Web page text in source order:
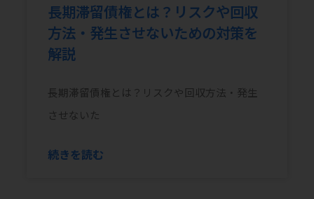
長期滞留債権とは？リスクや回収
方法・発生させないための対策を
解説
長期滞留債権とは？リスクや回収方法・発生
させないた
続きを読む